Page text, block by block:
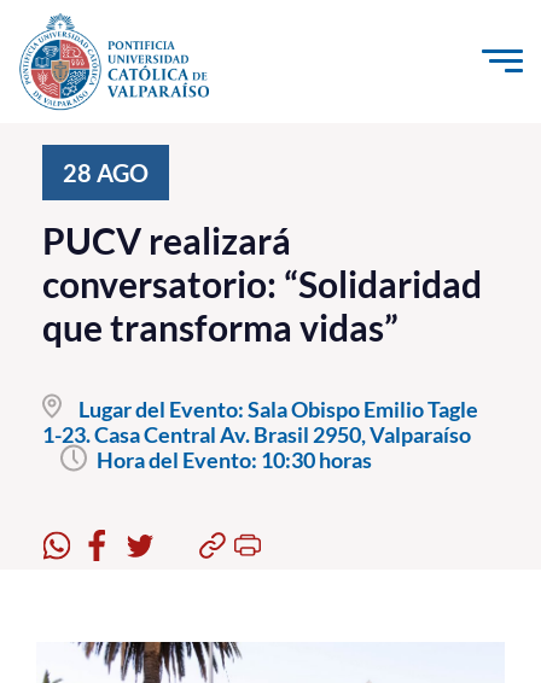
Click acá para ir directamente al contenido
Investigación, Creación e Innovación
PUCV Internacional
Vinculación con el Medio
Pregrado
Postgrado
Formación Continua
Académicos
28 AGO
PUCV realizará
conversatorio: “Solidaridad
que transforma vidas”
Lugar del Evento:Sala Obispo Emilio Tagle
1-23. Casa Central Av. Brasil 2950, Valparaíso
Hora del Evento: 10:30 horas